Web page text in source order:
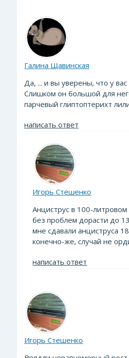
Галина Щавинская
Да, ... и вы уверены, что у вас
Слишком он большой для
парчевый глиптоптерихт
написать ответ
Игорь Стешенко
Анциструс в 100-
без проблем дорасти до
мне сдавали анциструса
конечно-же, случай не
написать ответ
Игорь Стешенко